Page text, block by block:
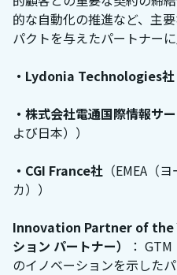
的な自動化の推進など、主
パクトを与えたパートナーに
・Lydonia Technologies社
・株式会社電通国際情報サ
よび日本））
・CGI France社 （EMEA（
カ））
Innovation Partner of the
ション パートナー）
：
のイノベーションを示した